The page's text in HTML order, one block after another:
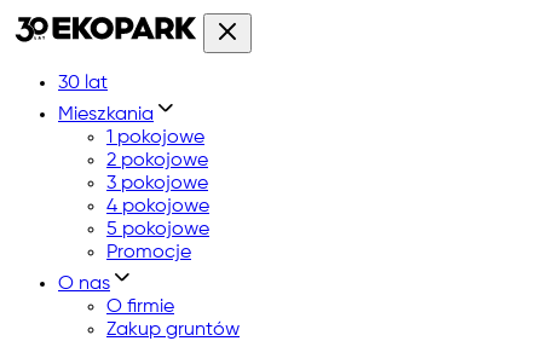
30 lat
Mieszkania
1 pokojowe
2 pokojowe
3 pokojowe
4 pokojowe
5 pokojowe
Promocje
O nas
O firmie
Zakup gruntów